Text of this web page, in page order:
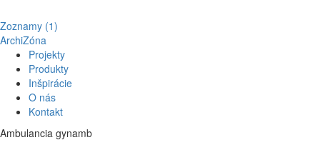
Zoznamy (1)
ArchiZóna
Projekty
Produkty
Inšpirácie
O nás
Kontakt
Ambulancia gynamb